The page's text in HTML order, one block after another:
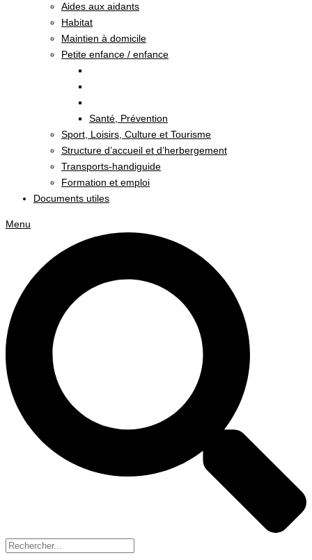
Aides aux aidants
Habitat
Maintien à domicile
Petite enfance / enfance
Santé, Prévention
Sport, Loisirs, Culture et Tourisme
Structure d’accueil et d’herbergement
Transports-handiguide
Formation et emploi
Documents utiles
Menu